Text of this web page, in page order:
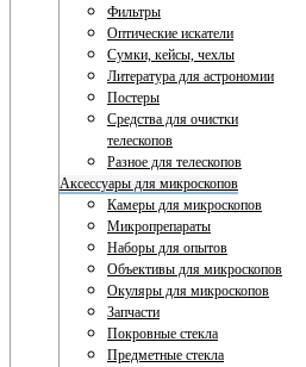
Фильтры
Оптические искатели
Сумки, кейсы, чехлы
Литература для астрономии
Постеры
Средства для очистки
телескопов
Разное для телескопов
Аксессуары для микроскопов
Камеры для микроскопов
Микропрепараты
Наборы для опытов
Объективы для микроскопов
Окуляры для микроскопов
Запчасти
Покровные стекла
Предметные стекла